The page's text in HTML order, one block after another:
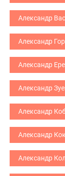
Александр
Александр
Александр
Александр
Александр
Александр
Александр